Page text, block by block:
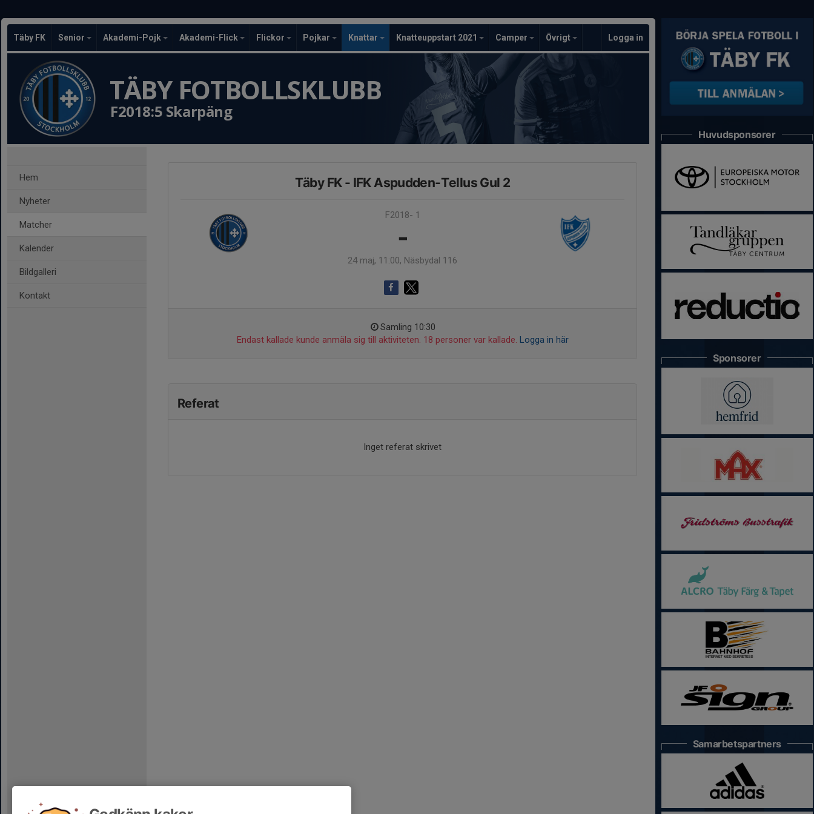
Täby FK Senior Akademi-Pojk Akademi-Flick Flickor Pojkar Knattar Knatteuppstart 2021 Camper Övrigt Logga in
TÄBY FOTBOLLSKLUBB
F2018:5 Skarpäng
Hem
Nyheter
Matcher
Kalender
Bildgalleri
Kontakt
Täby FK - IFK Aspudden-Tellus Gul 2
F2018- 1
-
24 maj, 11:00, Näsbydal 116
Samling 10:30
Endast kallade kunde anmäla sig till aktiviteten. 18 personer var kallade. Logga in här
Referat
Inget referat skrivet
Huvudsponsorer
Sponsorer
Samarbetspartners